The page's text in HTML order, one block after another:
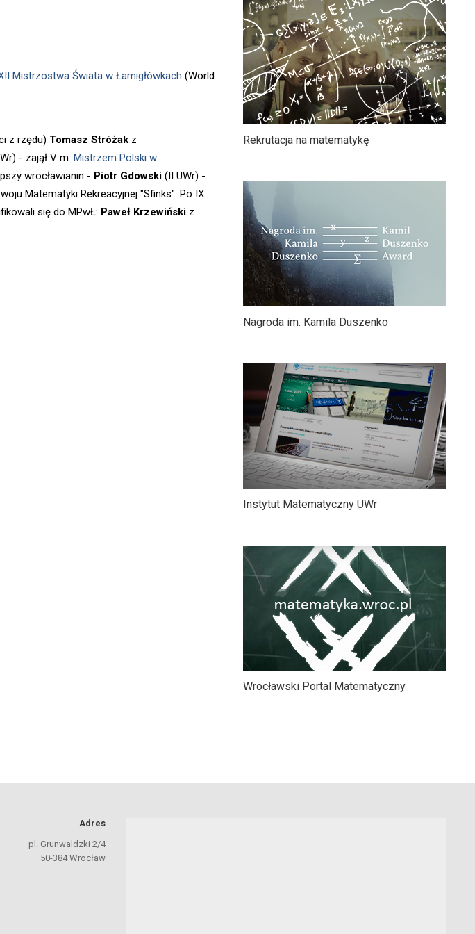
Mistrzostwa Świata w Łamigłówkach (World
z rzędu) Tomasz Stróżak z
- zajął V m. Mistrzem Polski w
wrocławianin - Piotr Gdowski (II UWr) -
Matematyki Rekreacyjnej "Sfinks". Po IX
się do MPwŁ: Paweł Krzewiński z
Rekrutacja na matematykę
Nagroda im. Kamila Duszenko
Instytut Matematyczny UWr
Wrocławski Portal Matematyczny
Adres
pl. Grunwaldzki 2/4
50-384 Wrocław